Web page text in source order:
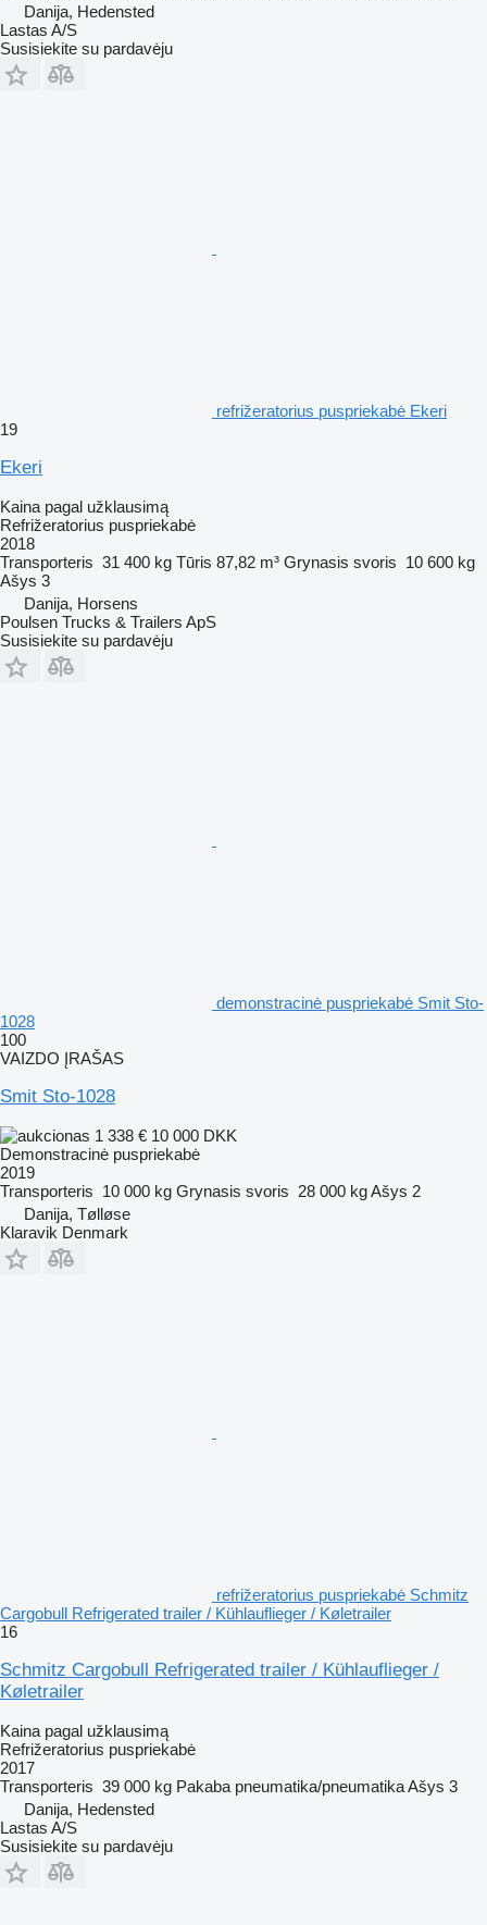
Danija, Hedensted
Lastas A/S
Susisiekite su pardavėju
refrižeratorius puspriekabė Ekeri
19
Ekeri
Kaina pagal užklausimą
Refrižeratorius puspriekabė
2018
Transporteris 31 400 kg Tūris 87,82 m³ Grynasis svoris 10 600 kg
Ašys 3
Danija, Horsens
Poulsen Trucks & Trailers ApS
Susisiekite su pardavėju
demonstracinė puspriekabė Smit Sto-
1028
100
VAIZDO ĮRAŠAS
Smit Sto-1028
1 338 € 10 000 DKK
Demonstracinė puspriekabė
2019
Transporteris 10 000 kg Grynasis svoris 28 000 kgAšys 2
Danija, Tølløse
Klaravik Denmark
refrižeratorius puspriekabė Schmitz
Cargobull Refrigerated trailer / Kühlauflieger / Køletrailer
16
Schmitz Cargobull Refrigerated trailer / Kühlauflieger /
Køletrailer
Kaina pagal užklausimą
Refrižeratorius puspriekabė
2017
Transporteris 39 000 kg Pakaba pneumatika/pneumatikaAšys 3
Danija, Hedensted
Lastas A/S
Susisiekite su pardavėju